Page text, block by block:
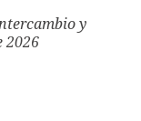
y
2026